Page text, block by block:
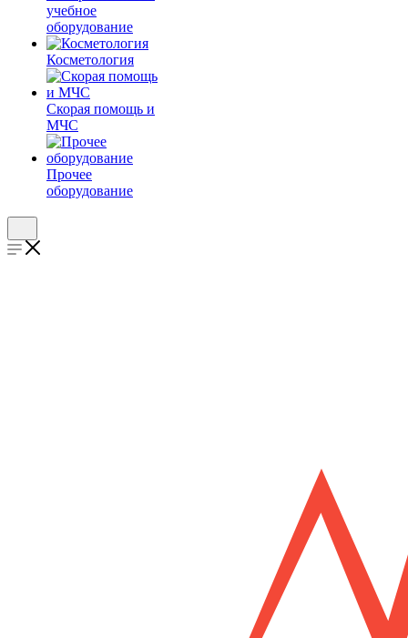
учебное
оборудование
Косметология
Скорая помощь и
МЧС
Прочее
оборудование